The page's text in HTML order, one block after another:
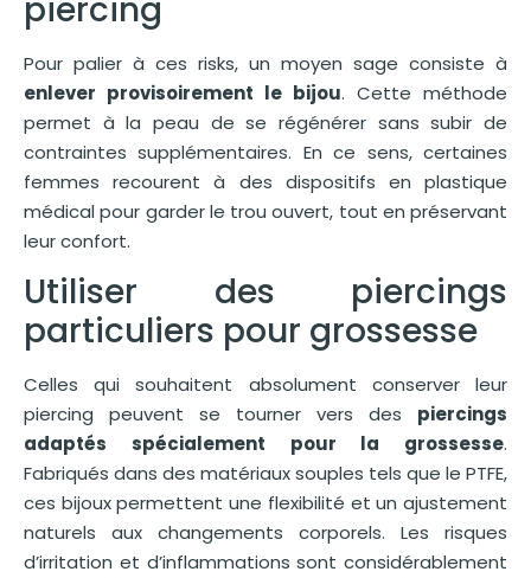
piercing
Pour palier à ces risks, un moyen sage consiste à
enlever provisoirement le bijou. Cette méthode
permet à la peau de se régénérer sans subir de
contraintes supplémentaires. En ce sens, certaines
femmes recourent à des dispositifs en plastique
médical pour garder le trou ouvert, tout en préservant
leur confort.
Utiliser des piercings
particuliers pour grossesse
Celles qui souhaitent absolument conserver leur
piercing peuvent se tourner vers des piercings
adaptés spécialement pour la grossesse.
Fabriqués dans des matériaux souples tels que le PTFE,
ces bijoux permettent une flexibilité et un ajustement
naturels aux changements corporels. Les risques
d’irritation et d’inflammations sont considérablement